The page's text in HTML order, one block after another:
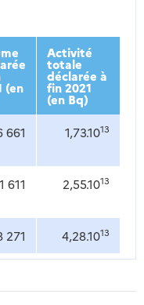
(en
Activité
totale
déclarée à
fin 2021
(en Bq)
661 1,73.1013
1 611 2,55.1013
271 4,28.1013